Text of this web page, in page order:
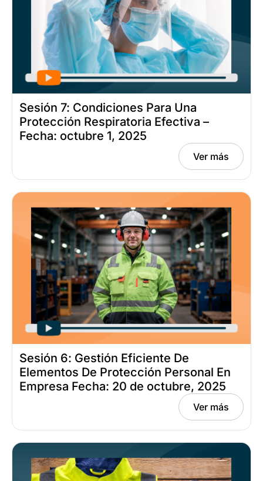
Sesión 7: Condiciones Para Una
Protección Respiratoria Efectiva –
Fecha: octubre 1, 2025
Ver más
Sesión 6: Gestión Eficiente De
Elementos De Protección Personal En
Empresa Fecha: 20 de octubre, 2025
Ver más